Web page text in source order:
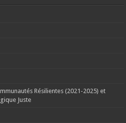
Résilientes (2021-2025) et
Juste